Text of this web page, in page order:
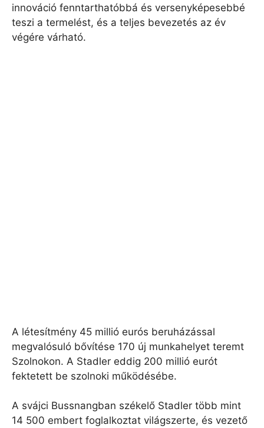
innováció fenntarthatóbbá és versenyképesebbé
teszi a termelést, és a teljes bevezetés az év
végére várható.
A létesítmény 45 millió eurós beruházással
megvalósuló bővítése 170 új munkahelyet teremt
Szolnokon. A Stadler eddig 200 millió eurót
fektetett be szolnoki működésébe.
A svájci Bussnangban székelő Stadler több mint
14 500 embert foglalkoztat világszerte, és vezető